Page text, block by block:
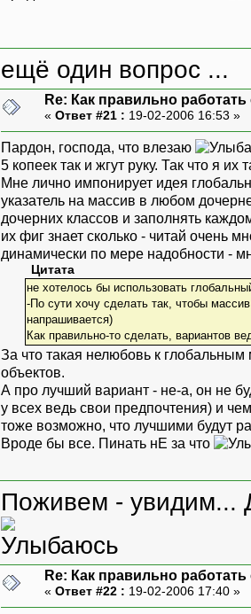
ещё один вопрос ...
Re: Как правильно
« Ответ #21 : 19-02-2006 16:53 »
Пардон, господа, что влезаю
5 копеек так и жгут руку. Так что я их
Мне лично импонирует идея
указатель на массив в любом
дочерних классов и заполнять
их фиг знает сколько - читай очень
динамически по мере надобности -
Цитата
не хотелось бы использовать
-По сути хочу сделать так, чтобы
напрашивается)
Как правильно-то сделать, вариантов
За что такая нелюбовь к
объектов.
А про лучший вариант - не-а, он не
у всех ведь свои предпочтения) и
тоже возможно, что лучшими будут
Вроде бы все. Пинать нЕ за что
Поживем - увидим...
Re: Как правильно
« Ответ #22 : 19-02-2006 17:40 »